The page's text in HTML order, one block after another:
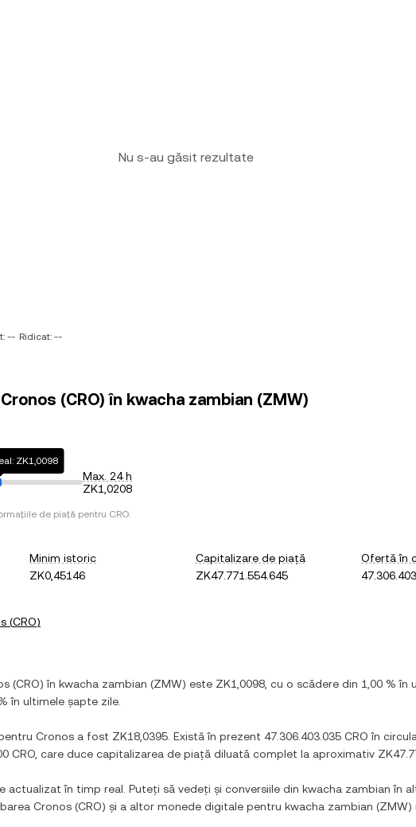
Nu s-au găsit rezultate
-- Ridicat: --
(CRO) în kwacha zambian (ZMW)
ZK1,0098
Max. 24 h
ZK1,0208
de piață pentru CRO.
Minim istoric
ZK0,45146
Capitalizare de piață
ZK47.771.554.645
Ofertă în
(CRO)
(CRO) în kwacha zambian (ZMW) este ZK1,0098 , cu o scădere din 1,00 % în
în ultimele șapte zile.
Cronos a fost ZK18,0395 . Există în prezent 47.306.403.035 CRO în
CRO , care duce capitalizarea de piață diluată complet la aproximativ
actualizat în timp real. Puteți să vedeți și conversiile din kwacha zambian în
Cronos (CRO) și a altor monede digitale pentru kwacha zambian (ZMW)